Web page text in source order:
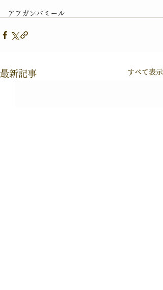
アフガンパミール
最新記事 すべて表示